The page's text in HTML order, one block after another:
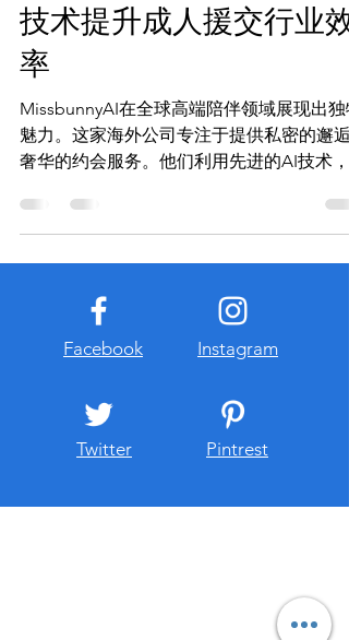
中的法律与道德风险。 社交媒体在澳洲援交
文化中扮演的角色。 经济压力如何成为推动
留学生参与援交的关键因素。 一、悉尼援交
学费。因此，许多学生选择通过提供性服务
补充收入。援助交际服务吸引了从留学生到
商的广泛客户群。 悉尼的多元文化背景为这
一现象提供了复杂的社会和经济动因。留学
技术提升成人援交行业效
率
MissbunnyAI在全球高端陪伴领域展现出独
魅力。这家海外公司专注于提供私密的邂逅
奢华的约会服务。他们利用先进的AI技术，
上，MissbunnyAI赢得了声誉。他们在悉尼
养圈的顶尖地位无可争议。他们的个性化和
全的高端陪游服务受到市场和用户的广泛认
Telegram频道：https://t.me/missbunnyzh
点摘要 MissbunnyAI专注于提供高端陪伴服
能技术，此服务在悉尼和墨尔本的奢华约会
务市场中脱颖而出。 MissbunnyAI在处理复
的高端约会需求中尤为专业和细致。 AI技术
户对MissbunnyAI的评价普遍高度正面，反
的服务理念。通过先进的AI技术，
MissbunnyAI专为需要高端陪游服务的客户
Facebook
Twitter
Instagram
Pintrest